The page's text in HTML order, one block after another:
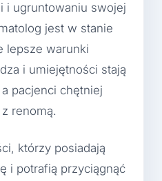
i ugruntowaniu swojej
jest w stanie
lepsze warunki
i umiejętności stają
pacjenci chętniej
renomą.
którzy posiadają
i potrafią przyciągnąć